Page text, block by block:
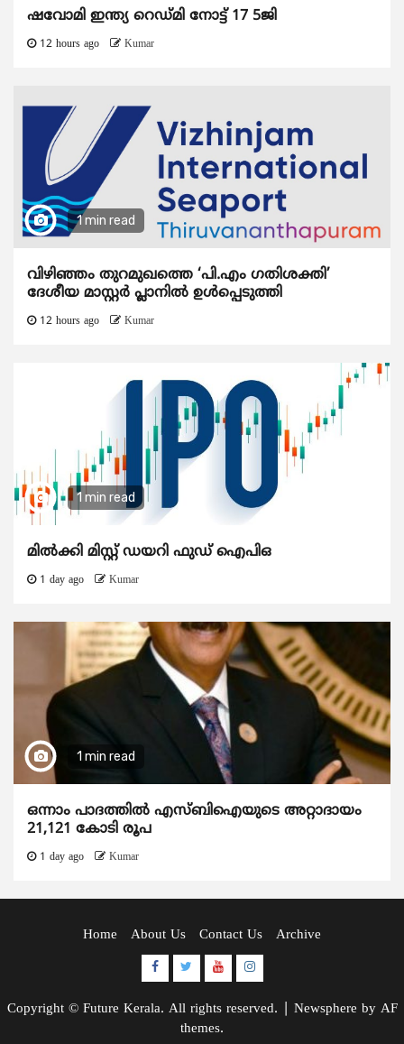
ഷവോമി ഇന്ത്യ റെഡ്മി നോട്ട് 17 5ജി
12 hours ago Kumar
1 min read
വിഴിഞ്ഞം തുറമുഖത്തെ ‘പി.എം ഗതിശക്തി’
ദേശീയ മാസ്റ്റർ പ്ലാനിൽ ഉൾപ്പെടുത്തി
12 hours ago Kumar
1 min read
മിൽക്കി മിസ്റ്റ് ഡയറി ഫുഡ് ഐപിഒ
1 day ago Kumar
1 min read
ഒന്നാം പാദത്തിൽ എസ്ബിഐയുടെ അറ്റാദായം
21,121 കോടി രൂപ
1 day ago Kumar
Home About Us Contact Us Archive
Facebook
TwitterYoutubeInstagram
Copyright © Future Kerala. All rights reserved. Newsphere by AF
themes.